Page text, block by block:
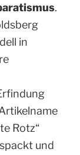
.
in
Rotz“
und